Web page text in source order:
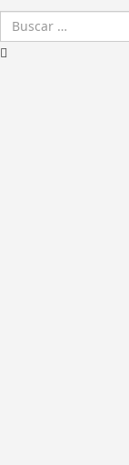
Buscar: